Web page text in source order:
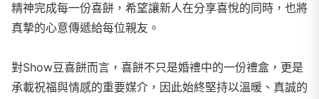
精神完成每一份喜餅，希望讓新人在分享喜悅的同時，也將
真摯的心意傳遞給每位親友。
對Show豆喜餅而言，喜餅不只是婚禮中的一份禮盒，更是
承載祝福與情感的重要媒介，因此始終堅持以溫暖、真誠的